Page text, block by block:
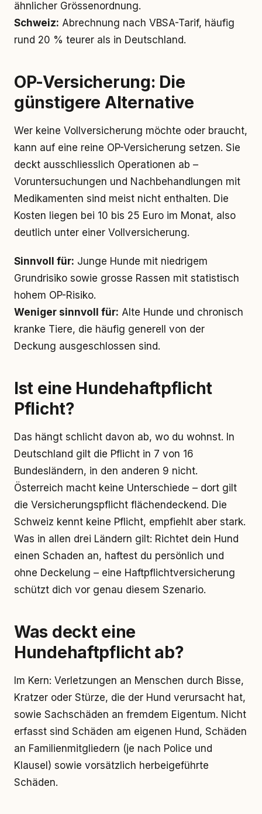
ähnlicher Grössenordnung.
Schweiz: Abrechnung nach VBSA-Tarif, häufig
rund 20 % teurer als in Deutschland.
OP-Versicherung: Die
günstigere Alternative
Wer keine Vollversicherung möchte oder braucht,
kann auf eine reine OP-Versicherung setzen. Sie
deckt ausschliesslich Operationen ab –
Voruntersuchungen und Nachbehandlungen mit
Medikamenten sind meist nicht enthalten. Die
Kosten liegen bei 10 bis 25 Euro im Monat, also
deutlich unter einer Vollversicherung.
Sinnvoll für: Junge Hunde mit niedrigem
Grundrisiko sowie grosse Rassen mit statistisch
hohem OP-Risiko.
Weniger sinnvoll für: Alte Hunde und chronisch
kranke Tiere, die häufig generell von der
Deckung ausgeschlossen sind.
Ist eine Hundehaftpflicht
Pflicht?
Das hängt schlicht davon ab, wo du wohnst. In
Deutschland gilt die Pflicht in 7 von 16
Bundesländern, in den anderen 9 nicht.
Österreich macht keine Unterschiede – dort gilt
die Versicherungspflicht flächendeckend. Die
Schweiz kennt keine Pflicht, empfiehlt aber stark.
Was in allen drei Ländern gilt: Richtet dein Hund
einen Schaden an, haftest du persönlich und
ohne Deckelung – eine Haftpflichtversicherung
schützt dich vor genau diesem Szenario.
Was deckt eine
Hundehaftpflicht ab?
Im Kern: Verletzungen an Menschen durch Bisse,
Kratzer oder Stürze, die der Hund verursacht hat,
sowie Sachschäden an fremdem Eigentum. Nicht
erfasst sind Schäden am eigenen Hund, Schäden
an Familienmitgliedern (je nach Police und
Klausel) sowie vorsätzlich herbeigeführte
Schäden.